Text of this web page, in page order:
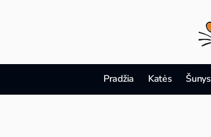
Pradžia Katės Šunys